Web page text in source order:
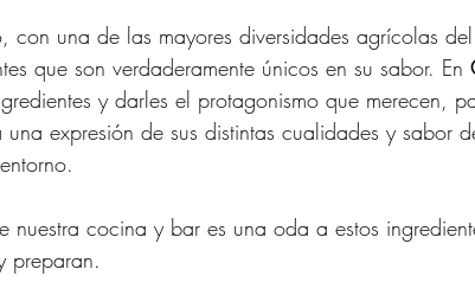
una de las mayores diversidades agrícolas
que son verdaderamente únicos en su sabor. En
y darles el protagonismo que merecen,
expresión de sus distintas cualidades y sabor
cocina y bar es una oda a estos
preparan.